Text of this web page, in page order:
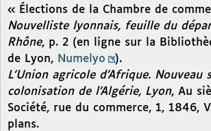
« Élections de la Chambre de
Nouvelliste lyonnais, feuille du
Rhône, p. 2 (en ligne sur la
de Lyon, Numelyo
).
L’Union agricole d’Afrique. Nouveau
colonisation de l’Algérie, Lyon, Au
Société, rue du commerce, 1, 1846,
plans.